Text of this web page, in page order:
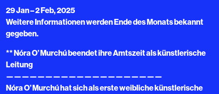
29 Jan – 2 Feb, 2025
Weitere Informationen werden Ende des Monats bekannt
gegeben.
** Nóra O’ Murchú beendet ihre Amtszeit als künstlerische
Leitung
————————————————————
Nóra O’ Murchú hat sich als erste weibliche künstlerische